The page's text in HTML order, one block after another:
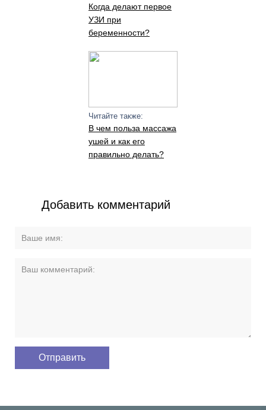
Когда делают первое
УЗИ при
беременности?
Читайте также:
В чем польза массажа
ушей и как его
правильно делать?
Добавить комментарий